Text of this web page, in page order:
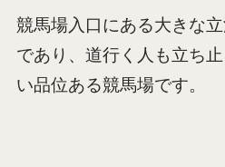
競馬場入口にある大きな
であり、道行く人も立ち
い品位ある競馬場です。